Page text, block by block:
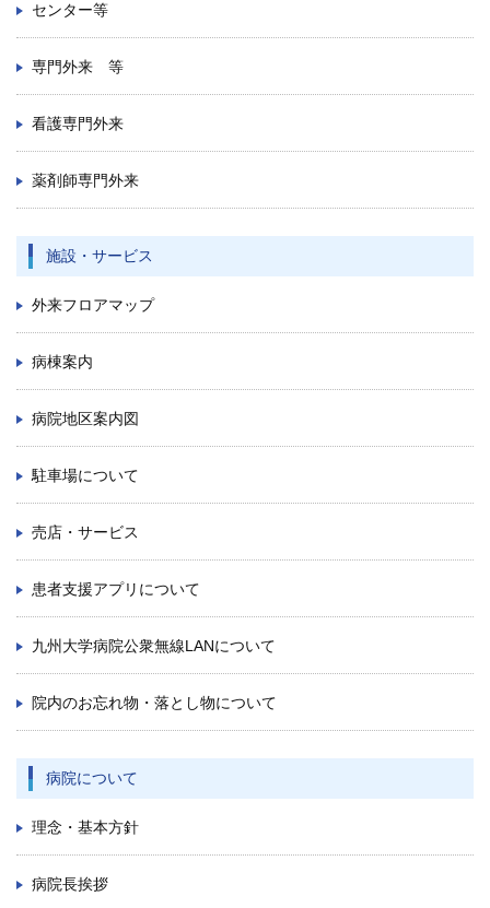
センター等
専門外来 等
看護専門外来
薬剤師専門外来
施設・サービス
外来フロアマップ
病棟案内
病院地区案内図
駐車場について
売店・サービス
患者支援アプリについて
九州大学病院公衆無線LANについて
院内のお忘れ物・落とし物について
病院について
理念・基本方針
病院長挨拶